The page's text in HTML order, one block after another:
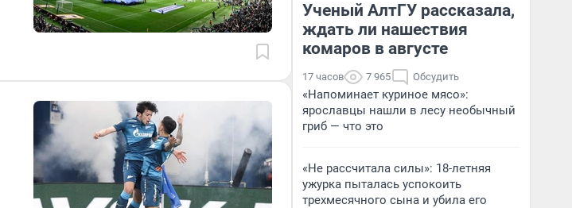
Ученый АлтГУ рассказала,
ждать ли нашествия
комаров в августе
17 часов 7 965 Обсудить
«Напоминает куриное мясо»:
ярославцы нашли в лесу необычный
гриб — что это
«Не рассчитала силы»: 18-летняя
ужурка пыталась успокоить
трехмесячного сына и убила его